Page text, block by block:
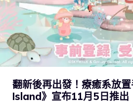
翻新後再出發！療癒系放
Island》宣布11月5日推出